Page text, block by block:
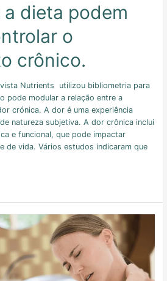
dieta podem
o
crônico.
Nutrients utilizou bibliometria para
pode modular a relação entre a
crónica. A dor é uma experiência
natureza subjetiva. A dor crônica inclui
e funcional, que pode impactar
de vida. Vários estudos indicaram que